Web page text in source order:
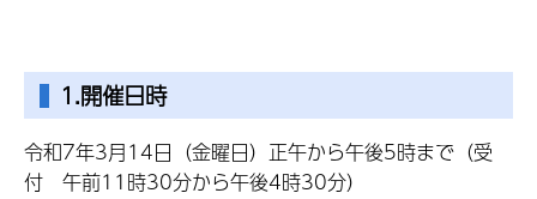
1.開催日時
令和7年3月14日（金曜日）正午から午後5時まで（受
付 午前11時30分から午後4時30分）